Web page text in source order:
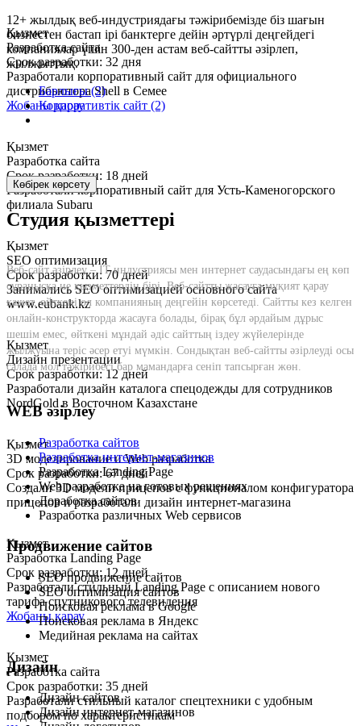
Қызмет
Разработка сайта
Срок разработки: 32 дня
Разработали корпоративный сайт для официального
дистрибьютора Shell в Семее
Жобаны қарау
Қызмет
Разработка сайта
Срок разработки: 18 дней
Разработали корпоративный сайт для Усть-Каменогорского
филиала Subaru
Қызмет
SEO оптимизация
Срок разработки: 70 дней
Занимались SEO оптимизацией основного сайта
www.eubank.kz
Қызмет
Дизайн презентации
Срок разработки: 12 дней
Разработали дизайн каталога спецодежды для сотрудников
NordGold в Восточном Казахстане
Қызмет
3D моделирование и Web разработка
Срок разработки: 67 дней
Создали 3D модели прицепов с функционалом конфигуратора
прицепов и разработали дизайн интернет-магазина
Қызмет
Разработка Landing Page
Срок разработки: 12 дней
Разработали стильный Landing Page с описанием нового
тарифа спутникового телевидения
Жобаны қарау
Қызмет
Разработка сайта
Срок разработки: 35 дней
Разработали стильный каталог спецтехники с удобным
подбором по характеристикам
12+ жылдық веб-индустриядағы тәжірибемізде біз шағын
бизнестен бастап ірі банктерге дейін әртүрлі деңгейдегі
компаниялар үшін 300-ден астам веб-сайтты әзірлеп,
жылжыттық.
Барлығы (2)
Корпоративтік сайт (2)
Көбірек көрсету
Студия қызметтері
Веб-сайт әзірлеу – IT индустриясы мен интернет саудасындағы ең көп
сұранысқа ие қызметтердің бірі. Веб-сайтты жасауға мұқият қарау
қажет, өйткені ол компанияның деңгейін көрсетеді. Сайтты кез келген
онлайн-конструкторда жасауға болады, бірақ бұл әрдайым дұрыс
шешім емес, өйткені мұндай әдіс сайттың іздеу жүйелерінде
жылжуына теріс әсер етуі мүмкін. Сондықтан веб-сайтты әзірлеуді осы
салада мол тәжірибесі бар мамандарға сеніп тапсырған жөн.
WEB әзірлеу
Разработка сайтов
Разработка интернет-магазинов
Разработка Landing Page
Web разработка на готовых решениях
Доработка сайтов
Разработка различных Web сервисов
Продвижение сайтов
SEO продвижение сайтов
SEO оптимизация сайтов
Поисковая реклама в Google
Поисковая реклама в Яндекс
Медийная реклама на сайтах
Дизайн
Дизайн сайтов
Дизайн интернет-магазинов